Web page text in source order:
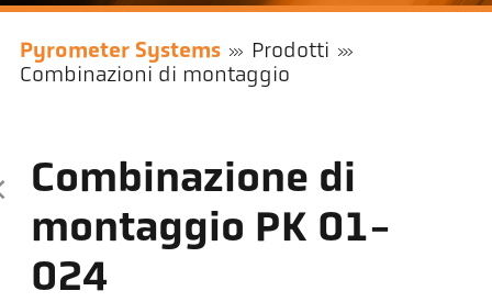
Pyrometer Systems
Prodotti
Combinazioni di montaggio
Combinazione di
montaggio PK 01-
024